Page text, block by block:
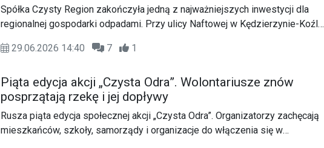
Spółka Czysty Region zakończyła jedną z najważniejszych inwestycji dla
regionalnej gospodarki odpadami. Przy ulicy Naftowej w Kędzierzynie-Koźlu
będą trafiać odpady nienadające się już do przetworzenia. Inwestycja ma
Międzygminnego Czysty Region na wiele lat.
29.06.2026 14:40 7 1
Piąta edycja akcji „Czysta Odra”. Wolontariusze znów
posprzątają rzekę i jej dopływy
Rusza piąta edycja społecznej akcji „Czysta Odra”. Organizatorzy zachęcają
mieszkańców, szkoły, samorządy i organizacje do włączenia się w